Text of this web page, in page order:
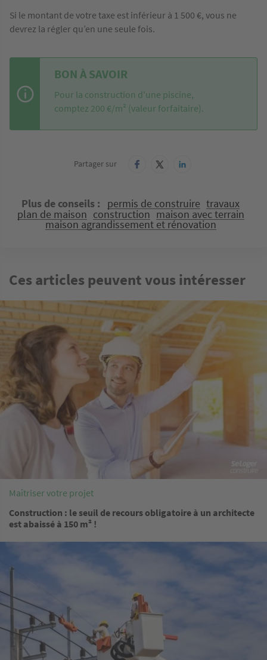
Si le montant de votre taxe est inférieur à 1 500 €, vous ne
devrez la régler qu’en une seule fois.
BON À SAVOIR
Pour la construction d'une piscine,
comptez 200 €/m² (valeur forfaitaire).
Partager sur
Plus de conseils permis de construire travaux
plan de maison construction maison avec terrain
maison agrandissement et rénovation
Ces articles peuvent vous intéresser
Image
Maîtriser votre projet
Construction : le seuil de recours obligatoire à un architecte
est abaissé à 150 m² !